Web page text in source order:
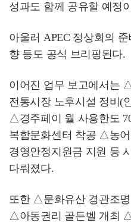
성과도 함께 공유할 예정
아울러 APEC 정상회의
향 등도 공식 브리핑된다.
이어진 업무 보고에서는
전통시장 노후시설 정비(
△경주페이 월 사용한도
복합문화센터 착공 △농
경영안정지원금 지원 등
다뤄졌다.
또한 △문화유산 경관조
△아동권리 골든벨 개최